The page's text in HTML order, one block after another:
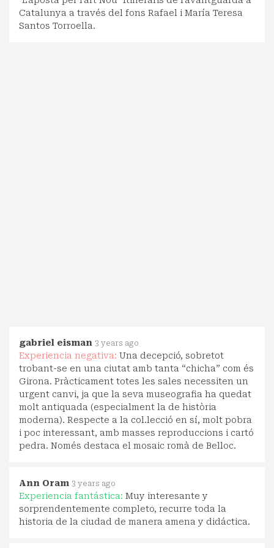
Catalunya a través del fons Rafael i María Teresa
Santos Torroella.
gabriel eisman 3 years ago
Experiencia negativa: Una decepció, sobretot
trobant-se en una ciutat amb tanta “chicha” com és
Girona. Pràcticament totes les sales necessiten un
urgent canvi, ja que la seva museografia ha quedat
molt antiquada (especialment la de història
moderna). Respecte a la col.lecció en sí, molt pobra
i poc interessant, amb masses reproduccions i cartó
pedra. Només destaca el mosaic romà de Belloc.
Ann Oram 3 years ago
Experiencia fantástica: Muy interesante y
sorprendentemente completo, recurre toda la
historia de la ciudad de manera amena y didáctica.